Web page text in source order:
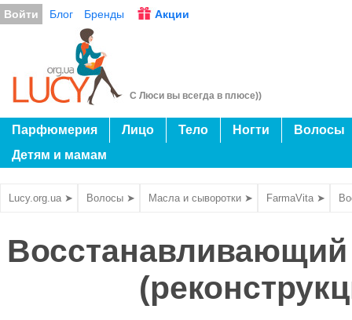
Войти Блог Бренды Акции
С Люси вы всегда в плюсе))
Парфюмерия Лицо Тело Ногти
Волосы
Детям и мамам
Lucy.org.ua ➤ Волосы ➤ Масла и сыворотки ➤ FarmaVita ➤